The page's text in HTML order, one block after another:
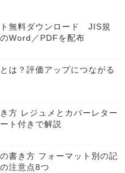
無料ダウンロード JIS規
Word／PDFを配布
は？評価アップにつながる
方 レジュメとカバーレター
ト付きで解説
書き方 フォーマット別の記
注意点8つ